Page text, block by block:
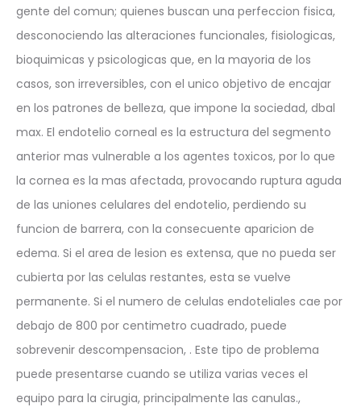
gente del comun; quienes buscan una perfeccion fisica,
desconociendo las alteraciones funcionales, fisiologicas,
bioquimicas y psicologicas que, en la mayoria de los
casos, son irreversibles, con el unico objetivo de encajar
en los patrones de belleza, que impone la sociedad, dbal
max. El endotelio corneal es la estructura del segmento
anterior mas vulnerable a los agentes toxicos, por lo que
la cornea es la mas afectada, provocando ruptura aguda
de las uniones celulares del endotelio, perdiendo su
funcion de barrera, con la consecuente aparicion de
edema. Si el area de lesion es extensa, que no pueda ser
cubierta por las celulas restantes, esta se vuelve
permanente. Si el numero de celulas endoteliales cae por
debajo de 800 por centimetro cuadrado, puede
sobrevenir descompensacion, . Este tipo de problema
puede presentarse cuando se utiliza varias veces el
equipo para la cirugia, principalmente las canulas.,